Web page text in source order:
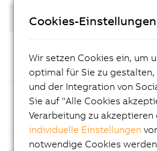
BIOS
Lake RM590E
(APC4100)
BIOS Upgrade Tiger
Lake HM570E
(APC4100)
Cookies-Einstellungen
Wir setzen Cookies ein, um
optimal für Sie zu gestalten,
und der Integration von
Sie auf "Alle Cookies
Verarbeitung zu akzeptieren
individuelle Einstellungen
notwendige Cookies